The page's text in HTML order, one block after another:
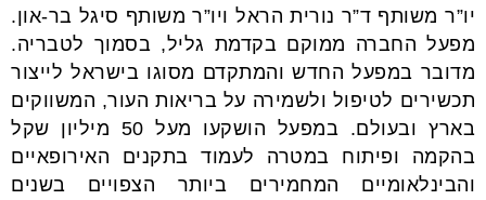
יו”ר משותף ד”ר נורית הראל ויו”ר משותף סיגל בר-און.
מפעל החברה ממוקם בקדמת גליל, בסמוך לטבריה.
מדובר במפעל החדש והמתקדם מסוגו בישראל לייצור
תכשירים לטיפול ולשמירה על בריאות העור, המשווקים
בארץ ובעולם. במפעל הושקעו מעל 50 מיליון שקל
בהקמה ופיתוח במטרה לעמוד בתקנים האירופאיים
והבינלאומיים המחמירים ביותר הצפויים בשנים